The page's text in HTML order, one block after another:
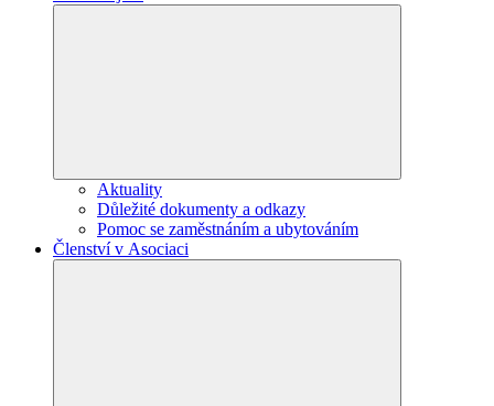
Aktuality
Důležité dokumenty a odkazy
Pomoc se zaměstnáním a ubytováním
Členství v Asociaci